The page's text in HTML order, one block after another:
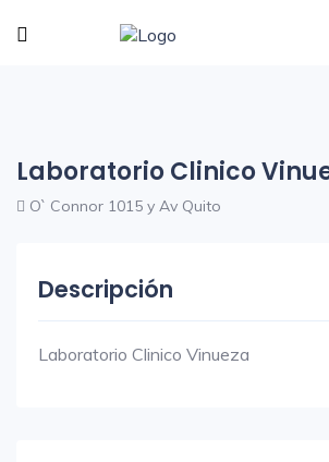
Laboratorio Clinico
O` Connor 1015 y Av Quito
Descripción
Laboratorio Clinico Vinueza